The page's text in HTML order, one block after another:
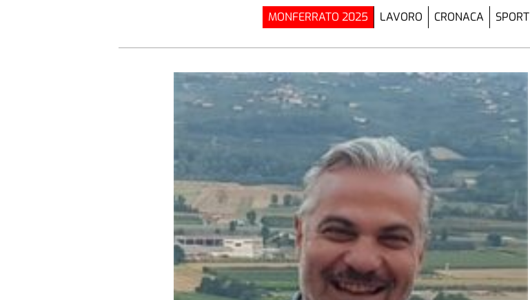
MONFERRATO 2025 LAVORO CRONACA SPORT